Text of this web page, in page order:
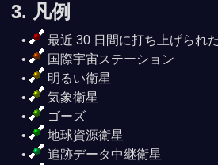
3. 凡例
最近 30 日間に打ち上げられ
国際宇宙ステーション
明るい衛星
気象衛星
ゴーズ
地球資源衛星
追跡データ中継衛星